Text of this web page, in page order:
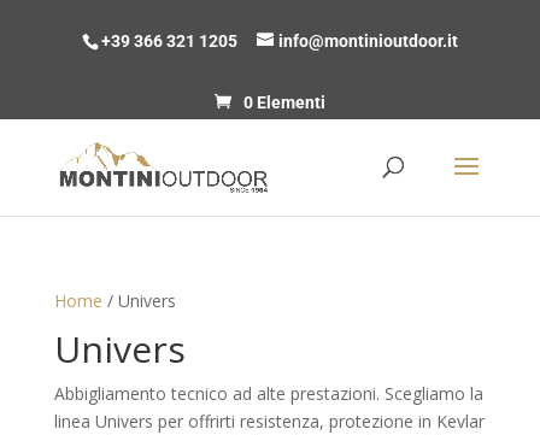
+39 366 321 1205 info@montinioutdoor.it
0 Elementi
Home / Univers
Univers
Abbigliamento tecnico ad alte prestazioni. Scegliamo la
linea Univers per offrirti resistenza, protezione in Kevlar